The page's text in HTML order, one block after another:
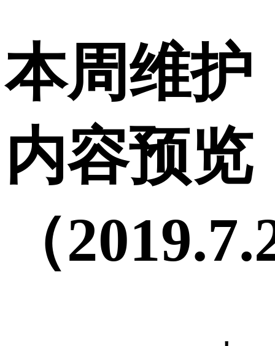
本周维护
内容预览
（